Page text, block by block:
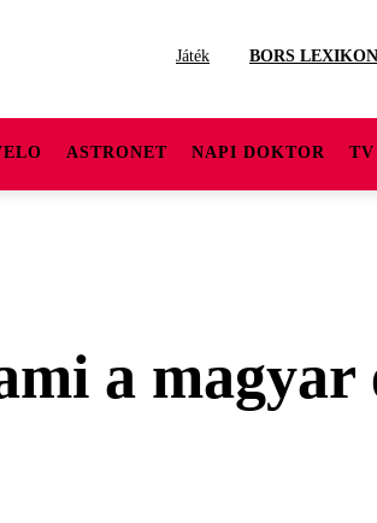
Játék BORS LEXIKON
ASTRONET NAPI DOKTOR TV
a magyar